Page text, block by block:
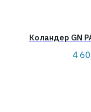
Коландер GN
4